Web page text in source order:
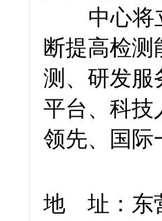
中心将
断提高检测
测、研发服
平台、科技
领先、国际
地
址：东